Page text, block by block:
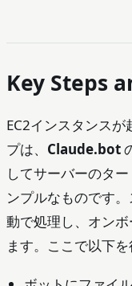
Key Steps
EC2インスタンス
プは、 Claude.bot
してサーバーのタ
ンプルなものです
動で処理し、オン
ます。ここで以下を